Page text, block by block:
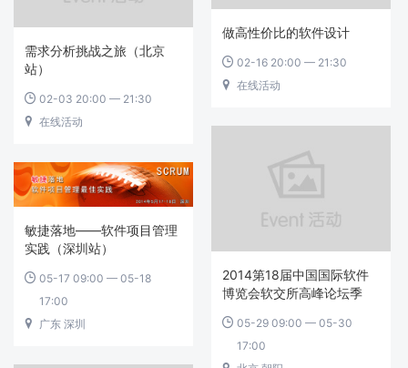
做高性价比的软件设计
 02-16 20:00 — 21:30
 在线活动
需求分析挑战之旅（北京
站）
 02-03 20:00 — 21:30
 在线活动
2014第18届中国国际软件
博览会软交所高峰论坛季
 05-29 09:00 — 05-30
17:00
敏捷落地——软件项目管理
实践（深圳站）
 05-17 09:00 — 05-18
17:00
 广东 深圳